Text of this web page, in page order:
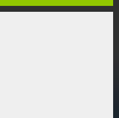
海老名駅